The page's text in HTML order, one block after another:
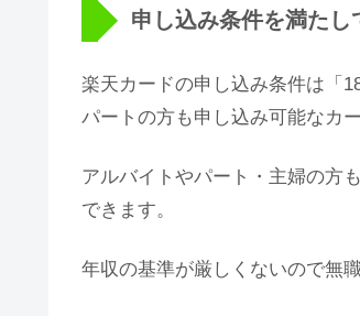
申し込み条件を満たし
楽天カードの申し込み条件は「
パートの方も申し込み可能なカ
アルバイトやパート・主婦の方
できます。
年収の基準が厳しくないので無